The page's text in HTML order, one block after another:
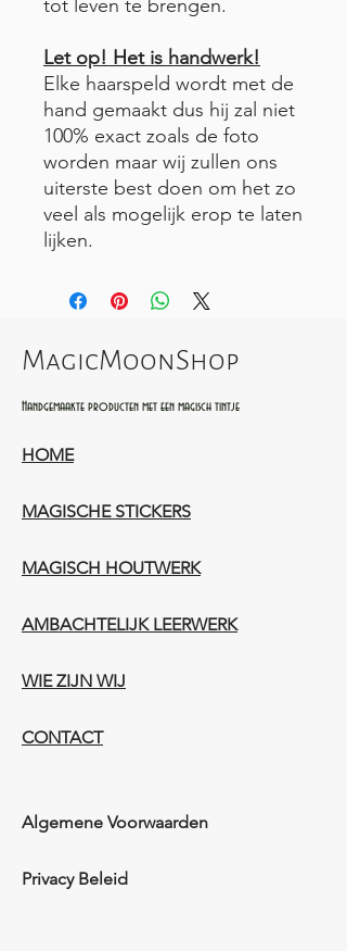
tot leven te brengen.
Let op! Het is handwerk!
Elke haarspeld wordt met de
hand gemaakt dus hij zal niet
100% exact zoals de foto
worden maar wij zullen ons
uiterste best doen om het zo
veel als mogelijk erop te laten
lijken.
MagicMoonShop
Handgemaakte producten met een magisch tintje
HOME
MAGISCHE STICKERS
MAGISCH HOUTWERK
AMBACHTELIJK LEERWERK​
WIE ZIJN WIJ​​
CONTACT
Algemene Voorwaarden
Privacy Beleid